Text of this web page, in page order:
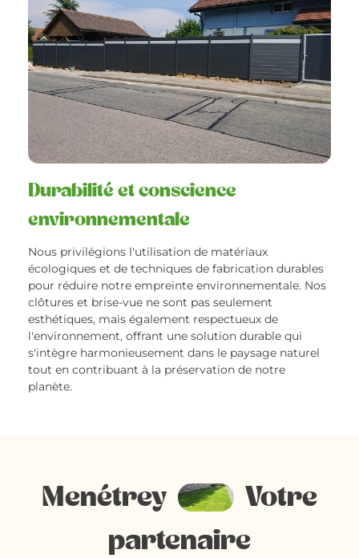
Durabilité et conscience
environnementale
Nous privilégions l'utilisation de matériaux
écologiques et de techniques de fabrication durables
pour réduire notre empreinte environnementale. Nos
clôtures et brise-vue ne sont pas seulement
esthétiques, mais également respectueux de
l'environnement, offrant une solution durable qui
s'intègre harmonieusement dans le paysage naturel
tout en contribuant à la préservation de notre
planète.
Menétrey
Votre
partenaire